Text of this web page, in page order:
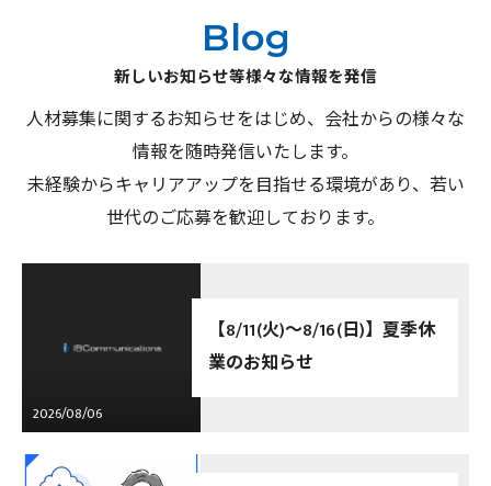
新しいお知らせ等様々な情報を発信
Blog
人材募集に関するお知らせをはじめ、会社からの様々な
情報を随時発信いたします。
未経験からキャリアアップを目指せる環境があり、若い
世代のご応募を歓迎しております。
2026/08/06
【8/11(火)～8/16(日)】夏季休
業のお知らせ